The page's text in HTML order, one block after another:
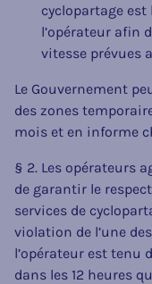
cyclopartage
l’opérateur afin
vitesse prévues
Le Gouvernement
des zones
mois et en informe
§ 2. Les opérateurs
de garantir le
services de
violation de l’une
l’opérateur est
dans les 12 heures